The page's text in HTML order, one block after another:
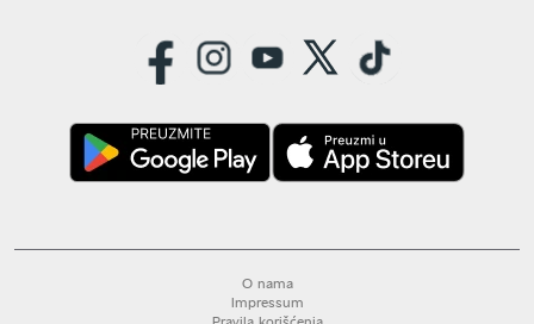
O nama
Impressum